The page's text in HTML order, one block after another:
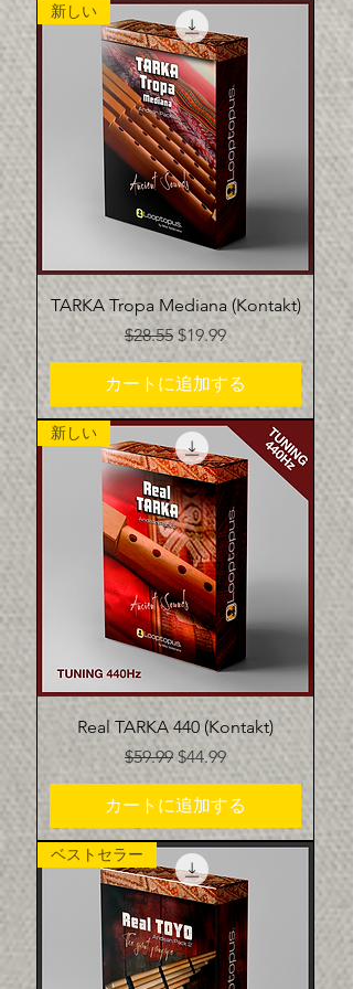
新しい
TARKA Tropa Mediana (Kontakt)
通常価格
$28.55 セール価格
$19.99
カートに追加する
新しい
Real TARKA 440 (Kontakt)
通常価格
$59.99 セール価格
$44.99
カートに追加する
ベストセラー